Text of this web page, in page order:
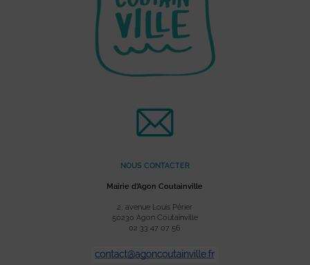
NOUS CONTACTER
Mairie d’Agon Coutainville
2, avenue Louis Périer
50230 Agon Coutainville
02 33 47 07 56